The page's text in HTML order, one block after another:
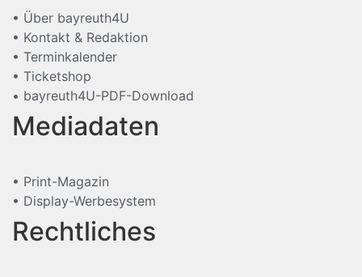
• Über bayreuth4U
• Kontakt & Redaktion
• Terminkalender
• Ticketshop
• bayreuth4U-PDF-Download
Mediadaten
• Print-Magazin
• Display-Werbesystem
Rechtliches